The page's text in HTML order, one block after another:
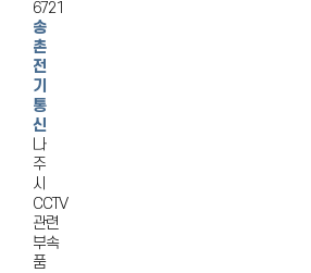
6721
송
촌
전
기
통
신
나
주
시
CCTV
관련
부속
품